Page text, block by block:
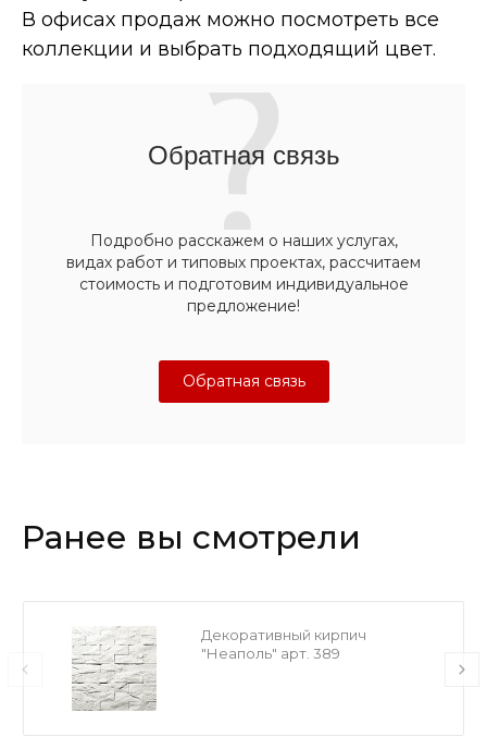
В офисах продаж можно посмотреть все
коллекции и выбрать подходящий цвет.
Обратная связь
Подробно расскажем о наших услугах,
видах работ и типовых проектах, рассчитаем
стоимость и подготовим индивидуальное
предложение!
Обратная связь
Ранее вы смотрели
Декоративный кирпич
"Неаполь" арт. 389